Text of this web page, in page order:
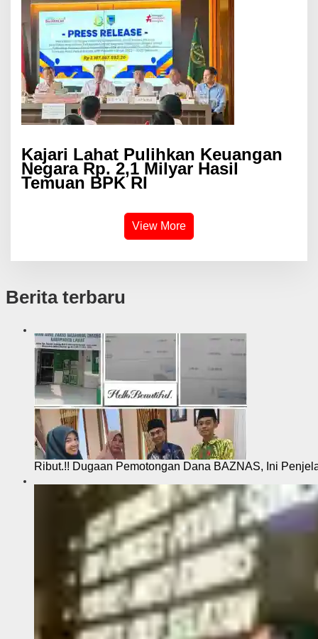
Kajari Lahat Pulihkan Keuangan
Negara Rp. 2,1 Milyar Hasil
Temuan BPK RI
View More
Berita terbaru
Ribut.!! Dugaan Pemotongan Dana BAZNAS, Ini